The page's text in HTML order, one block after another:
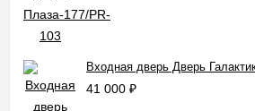
Входная дверь Дверь
41 000 ₽